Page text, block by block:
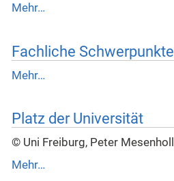
Mehr…
Fachliche Schwerpunkte
Mehr…
Platz der Universität
© Uni Freiburg, Peter Mesenholl
Mehr…